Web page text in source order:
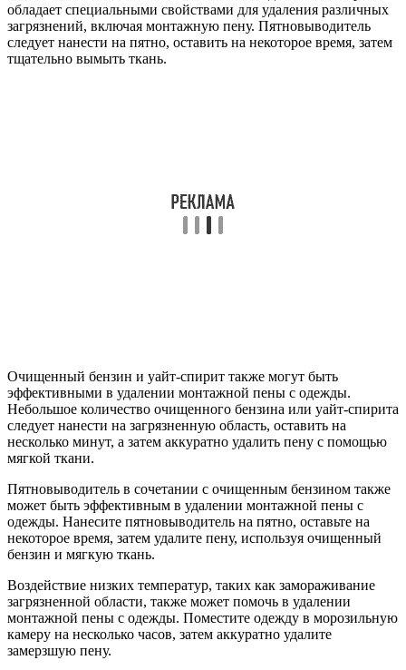
обладает специальными свойствами для удаления различных
загрязнений, включая монтажную пену. Пятновыводитель
следует нанести на пятно, оставить на некоторое время, затем
тщательно вымыть ткань.
Очищенный бензин и уайт-спирит также могут быть
эффективными в удалении монтажной пены с одежды.
Небольшое количество очищенного бензина или уайт-спирита
следует нанести на загрязненную область, оставить на
несколько минут, а затем аккуратно удалить пену с помощью
мягкой ткани.
Пятновыводитель в сочетании с очищенным бензином также
может быть эффективным в удалении монтажной пены с
одежды. Нанесите пятновыводитель на пятно, оставьте на
некоторое время, затем удалите пену, используя очищенный
бензин и мягкую ткань.
Воздействие низких температур, таких как замораживание
загрязненной области, также может помочь в удалении
монтажной пены с одежды. Поместите одежду в морозильную
камеру на несколько часов, затем аккуратно удалите
замерзшую пену.